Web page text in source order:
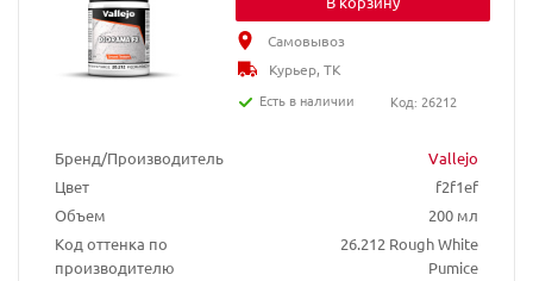
Бренд/Производитель
Vallejo
Цвет
f2f1ef
Объем
200 мл
Код оттенка по
производителю
26.212 Rough White
Pumice
Самовывоз
Курьер, ТК
Есть в наличии
Код: 26212